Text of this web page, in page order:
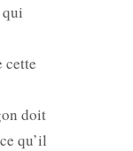
cette
doit
qu’il